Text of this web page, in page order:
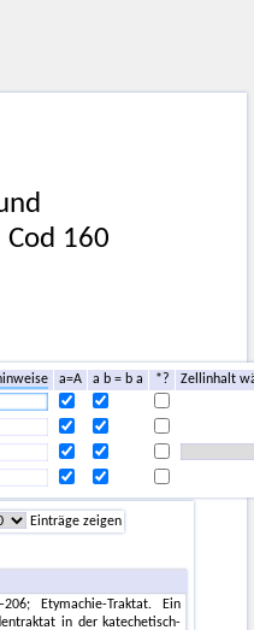
160
a=A a b = b a *?
Zellinhalt
Einträge zeigen
Etymachie-Traktat. Ein
in der katechetisch-